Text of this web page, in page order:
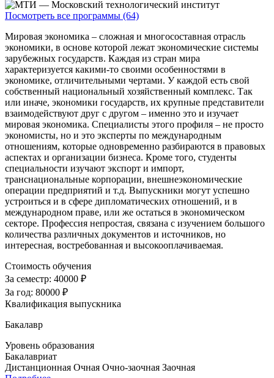
Посмотреть все программы (64)
Мировая экономика – сложная и многосоставная отрасль
экономики, в основе которой лежат экономические системы
зарубежных государств. Каждая из стран мира
характеризуется какими-то своими особенностями в
экономике, отличительными чертами. У каждой есть свой
собственный национальный хозяйственный комплекс. Так
или иначе, экономики государств, их крупные представители
взаимодействуют друг с другом – именно это и изучает
мировая экономика. Специалисты этого профиля – не просто
экономисты, но и это эксперты по международным
отношениям, которые одновременно разбираются в правовых
аспектах и организации бизнеса. Кроме того, студенты
специальности изучают экспорт и импорт,
транснациональные корпорации, внешнеэкономические
операции предприятий и т.д. Выпускники могут успешно
устроиться и в сфере дипломатических отношений, и в
международном праве, или же остаться в экономическом
секторе. Профессия непростая, связана с изучением большого
количества различных документов и источников, но
интересная, востребованная и высокооплачиваемая.
Стоимость обучения
За семестр: 40000 ₽
За год: 80000 ₽
Квалификация выпускника
Бакалавр
Уровень образования
Бакалавриат
Дистанционная Очная Очно-заочная Заочная